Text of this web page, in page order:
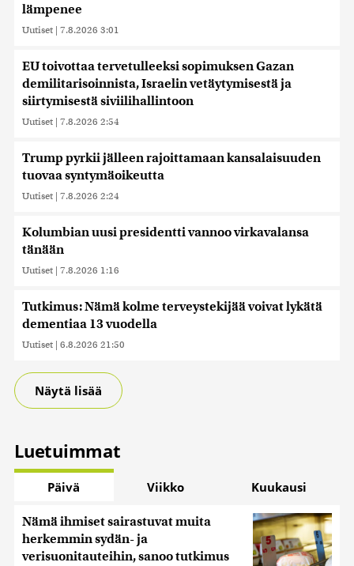
lämpenee
Uutiset | 7.8.2026 3:01
EU toivottaa tervetulleeksi sopimuksen Gazan
demilitarisoinnista, Israelin vetäytymisestä ja
siirtymisestä siviilihallintoon
Uutiset | 7.8.2026 2:54
Trump pyrkii jälleen rajoittamaan kansalaisuuden
tuovaa syntymäoikeutta
Uutiset | 7.8.2026 2:24
Kolumbian uusi presidentti vannoo virkavalansa
tänään
Uutiset | 7.8.2026 1:16
Tutkimus: Nämä kolme terveystekijää voivat lykätä
dementiaa 13 vuodella
Uutiset | 6.8.2026 21:50
Näytä lisää
Luetuimmat
Päivä Viikko Kuukausi
Nämä ihmiset sairastuvat muita
herkemmin sydän- ja
verisuonitauteihin, sanoo tutkimus